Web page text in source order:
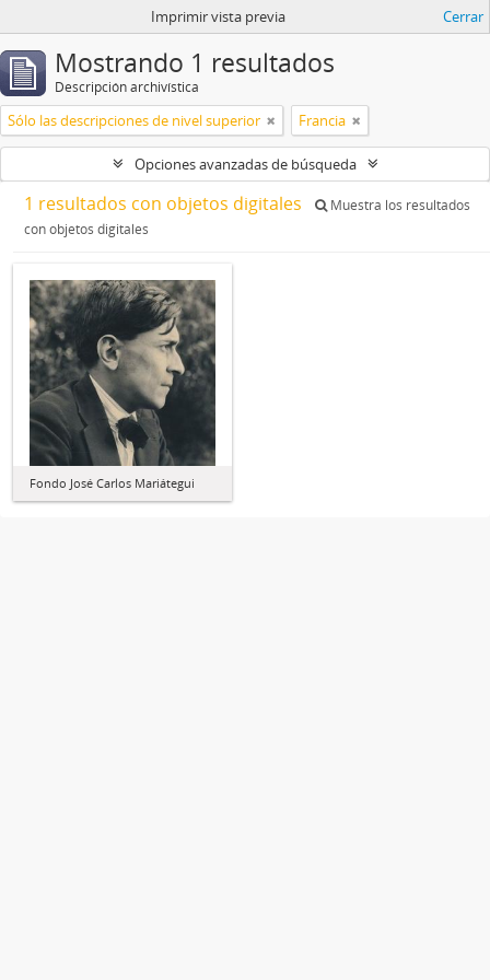
Imprimir vista previa Cerrar
Mostrando 1 resultados
Descripción archivística
Sólo las descripciones de nivel superior Francia
Opciones avanzadas de búsqueda
1 resultados con objetos digitales
Muestra los resultados
con objetos digitales
Fondo José Carlos Mariátegui